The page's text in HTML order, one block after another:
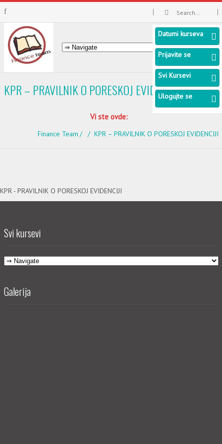
KPR – PRAVILNIK O PORESKOJ EVIDENCIJI
Vi ste ovde:
Finance Team KPR – PRAVILNIK O PORESKOJ EVIDENCIJI
KPR - PRAVILNIK O PORESKOJ EVIDENCIJI
Svi kursevi
Galerija
Datumi kurseva
Prijavite se
Svi Kursevi
Ulogujte se